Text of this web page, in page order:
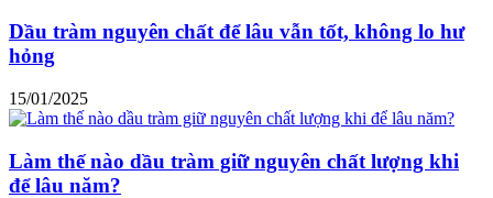
Dầu tràm nguyên chất để lâu vẫn tốt, không lo hư
hỏng
15/01/2025
Làm thế nào dầu tràm giữ nguyên chất lượng khi
để lâu năm?